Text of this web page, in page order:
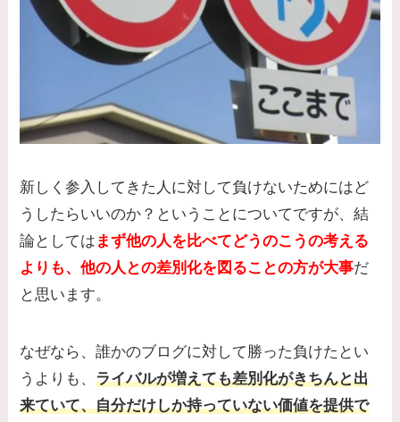
新しく参入してきた人に対して負けないためにはど
うしたらいいのか？ということについてですが、結
論としては まず他の人を比べてどうのこうの考える
よりも、他の人との差別化を図ることの方が大事だ
と思います。
なぜなら、誰かのブログに対して勝った負けたとい
うよりも、ライバルが増えても差別化がきちんと出
来ていて、自分だけしか持っていない価値を提供で